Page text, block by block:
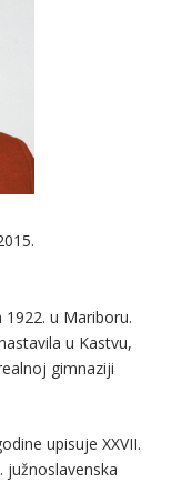
u Mariboru.
u Kastvu,
gimnaziji
upisuje XXVII.
južnoslavenska